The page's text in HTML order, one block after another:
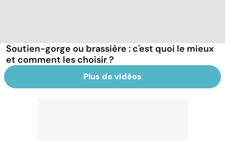
Soutien-gorge ou brassière : c'est quoi le mieux
et comment les choisir ?
Plus de vidéos